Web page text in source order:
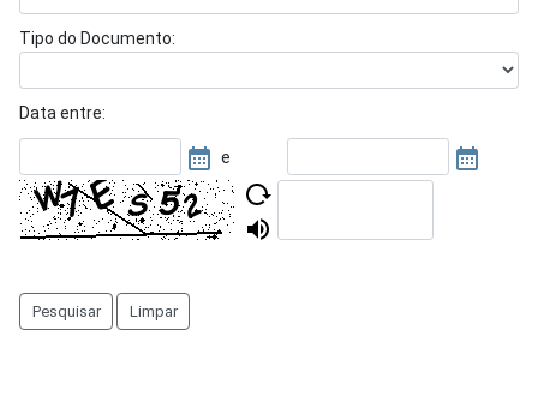
Tipo do Documento:
Data entre:
e